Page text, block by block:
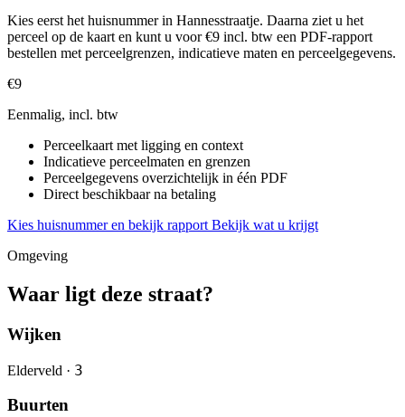
Kies eerst het huisnummer in Hannesstraatje. Daarna ziet u het
perceel op de kaart en kunt u voor €9 incl. btw een PDF-rapport
bestellen met perceelgrenzen, indicatieve maten en perceelgegevens.
€9
Eenmalig, incl. btw
Perceelkaart met ligging en context
Indicatieve perceelmaten en grenzen
Perceelgegevens overzichtelijk in één PDF
Direct beschikbaar na betaling
Kies huisnummer en bekijk rapport Bekijk wat u krijgt
Omgeving
Waar ligt deze straat?
Wijken
Elderveld · 3
Buurten